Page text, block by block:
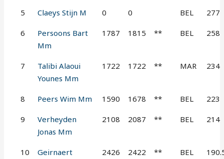
5 Claeys Stijn M 0 0 BEL 277
6
Persoons Bart
Mm
1787 1815 ** BEL 258
7
Talibi Alaoui
Younes Mm
1722 1722 ** MAR 234
8 Peers Wim Mm 1590 1678 ** BEL 223
9
Verheyden
Jonas Mm
2108 2087 ** BEL 214
10
Geirnaert
2426 2422 ** BEL